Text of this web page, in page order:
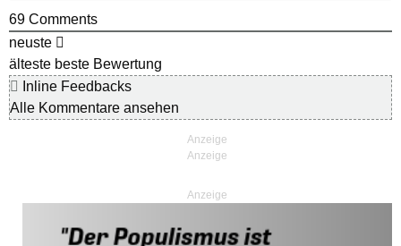
69 Comments
neuste
älteste beste Bewertung
Inline Feedbacks
Alle Kommentare ansehen
Anzeige